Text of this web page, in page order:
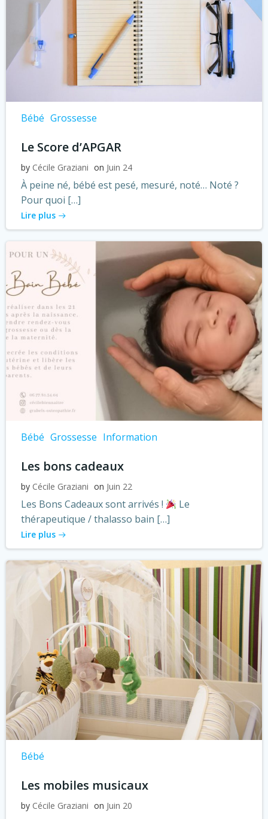
Bébé Grossesse
Le Score d’APGAR
by Cécile Graziani on Juin 24
À peine né, bébé est pesé, mesuré, noté… Noté ?
Pour quoi […]
Lire plus
Bébé Grossesse Information
Les bons cadeaux
by Cécile Graziani on Juin 22
Les Bons Cadeaux sont arrivés !
Le
thérapeutique / thalasso bain […]
Lire plus
Bébé
Les mobiles musicaux
by Cécile Graziani on Juin 20